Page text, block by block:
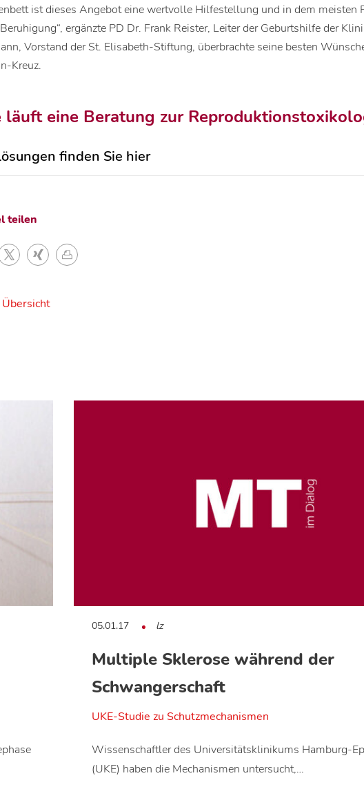
ist dieses Angebot eine wertvolle Hilfestellung und in dem meisten
ergänzte PD Dr. Frank Reister, Leiter der Geburtshilfe der
Vorstand der St. Elisabeth-Stiftung, überbrachte seine besten
Kreuz.
läuft eine Beratung zur
finden Sie hier
teilen
05.01.17 lz
Multiple Sklerose während der
Schwangerschaft
UKE-Studie zu Schutzmechanismen
Wissenschaftler des Universitätsklinikums Hamburg-
(UKE) haben die Mechanismen untersucht,…